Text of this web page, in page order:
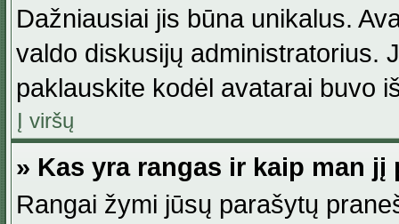
Dažniausiai jis būna unikalus.
valdo diskusijų administratorius.
paklauskite kodėl avatarai buvo
Į viršų
» Kas yra rangas ir kaip man jį
Rangai žymi jūsų parašytų